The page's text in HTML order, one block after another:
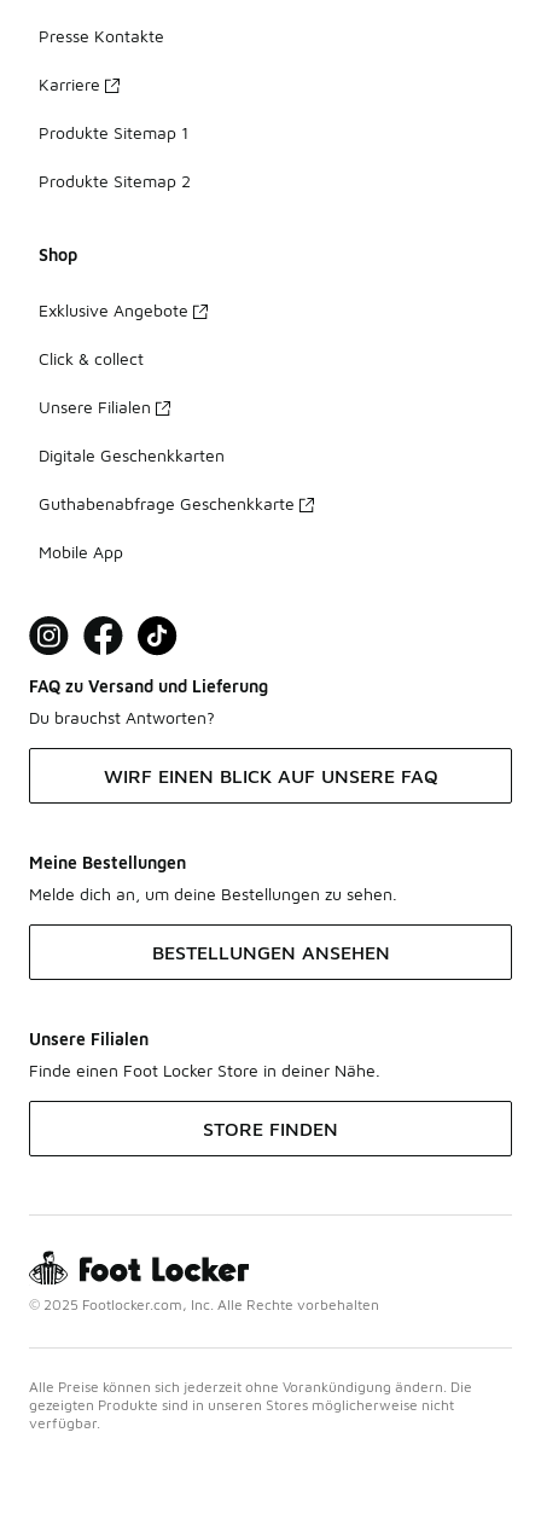
Presse Kontakte
Karriere
Produkte Sitemap 1
Produkte Sitemap 2
Shop
Exklusive Angebote
Click & collect
Unsere Filialen
Digitale Geschenkkarten
Guthabenabfrage Geschenkkarte
Mobile App
FAQ zu Versand und Lieferung
Du brauchst Antworten?
WIRF EINEN BLICK AUF UNSERE FAQ
Meine Bestellungen
Melde dich an, um deine Bestellungen zu sehen.
BESTELLUNGEN ANSEHEN
Unsere Filialen
Finde einen Foot Locker Store in deiner Nähe.
STORE FINDEN
© 2025 Footlocker.com, Inc. Alle Rechte vorbehalten
Alle Preise können sich jederzeit ohne Vorankündigung ändern. Die
gezeigten Produkte sind in unseren Stores möglicherweise nicht
verfügbar.